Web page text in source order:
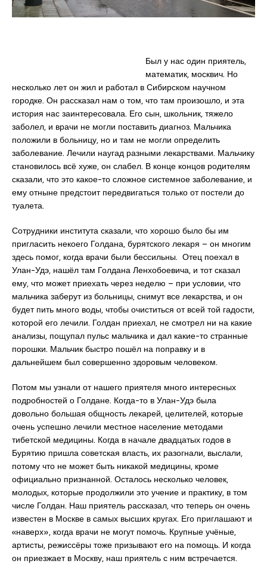
Был у нас один приятель,
математик, москвич. Но
несколько лет он жил и работал в Сибирском научном
городке. Он рассказал нам о том, что там произошло, и эта
история нас заинтересовала. Его сын, школьник, тяжело
заболел, и врачи не могли поставить диагноз. Мальчика
положили в больницу, но и там не могли определить
заболевание. Лечили наугад разными лекарствами. Мальчику
становилось всё хуже, он слабел. В конце концов родителям
сказали, что это какое-то сложное системное заболевание, и
ему отныне предстоит передвигаться только от постели до
туалета.
Сотрудники института сказали, что хорошо было бы им
пригласить некоего Голдана, бурятского лекаря – он многим
здесь помог, когда врачи были бессильны. Отец поехал в
Улан-Удэ, нашёл там Голдана Ленхобоевича, и тот сказал
ему, что может приехать через неделю ­– при условии, что
мальчика заберут из больницы, снимут все лекарства, и он
будет пить много воды, чтобы очиститься от всей той гадости,
которой его лечили. Голдан приехал, не смотрел ни на какие
анализы, пощупал пульс мальчика и дал какие-то странные
порошки. Мальчик быстро пошёл на поправку и в
дальнейшем был совершенно здоровым человеком.
Потом мы узнали от нашего приятеля много интересных
подробностей о Голдане. Когда-то в Улан-Удэ была
довольно большая общность лекарей, целителей, которые
очень успешно лечили местное население методами
тибетской медицины. Когда в начале двадцатых годов в
Бурятию пришла советская власть, их разогнали, выслали,
потому что не может быть никакой медицины, кроме
официально признанной. Осталось несколько человек,
молодых, которые продолжили это учение и практику, в том
числе Голдан. Наш приятель рассказал, что теперь он очень
известен в Москве в самых высших кругах. Его приглашают и
«наверх», когда врачи не могут помочь. Крупные учёные,
артисты, режиссёры тоже призывают его на помощь. И когда
он приезжает в Москву, наш приятель с ним встречается.